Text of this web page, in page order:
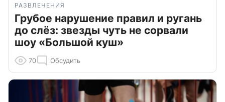
РАЗВЛЕЧЕНИЯ
Грубое нарушение правил и ругань
до слёз: звезды чуть не сорвали
шоу «Большой куш»
70 Обсудить